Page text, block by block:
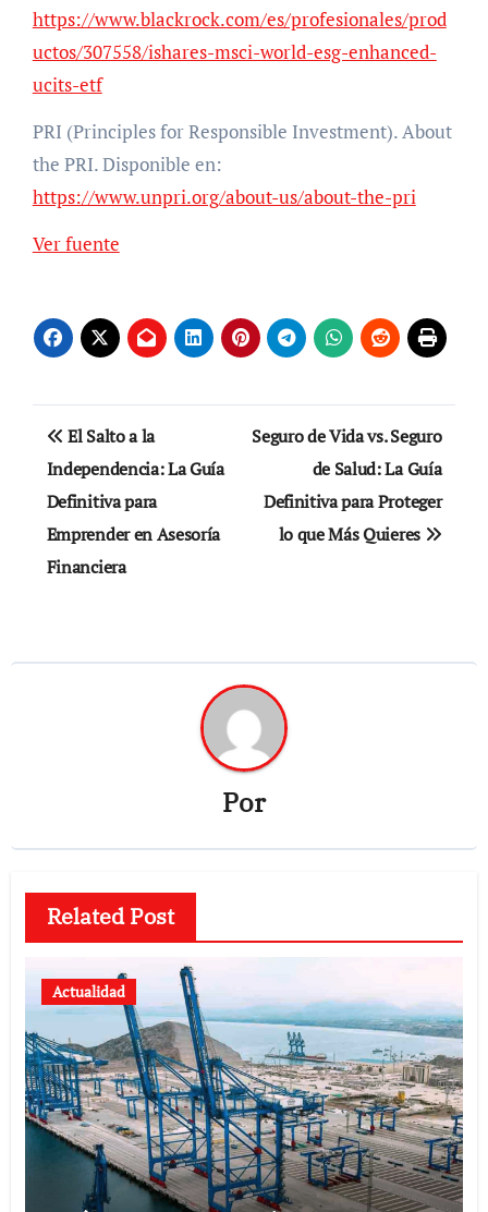
https://www.blackrock.com/es/profesionales/prod
uctos/307558/ishares-msci-world-esg-enhanced-
ucits-etf
PRI (Principles for Responsible Investment). About
the PRI. Disponible en:
https://www.unpri.org/about-us/about-the-pri
Navegación
entradas
Ver fuente
Navegación
de
entradas
El Salto a la
Independencia: La Guía
Definitiva para
Emprender en Asesoría
Financiera
Seguro de Vida vs. Seguro
de Salud: La Guía
Definitiva para Proteger
lo que Más Quieres
Por
Related Post
Actualidad